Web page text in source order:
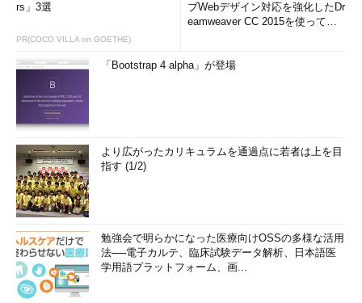
rs」3選
PR(COCO VILLA on GOETHE)
ブWebデザイン対応を強化したDr
eamweaver CC 2015を使って
「Bootstrap 4 alpha」が登場
より広がったカリキュラムを通過点に若者は上を目
指す (1/2)
勉強会で明らかになった医療向けOSSの多様な活用
法──電子カルテ、臨床試験データ解析、日本語医
学用語プラットフォーム、画...